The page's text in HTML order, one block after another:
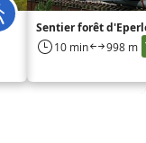
Sentier forêt
10 min 998 m